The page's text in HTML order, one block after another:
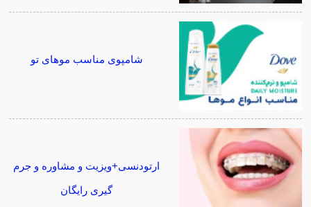
شامپوی مناسب موهای تو
ارتودنسی+ویزیت و مشاوره و جرم
گیری رایگان